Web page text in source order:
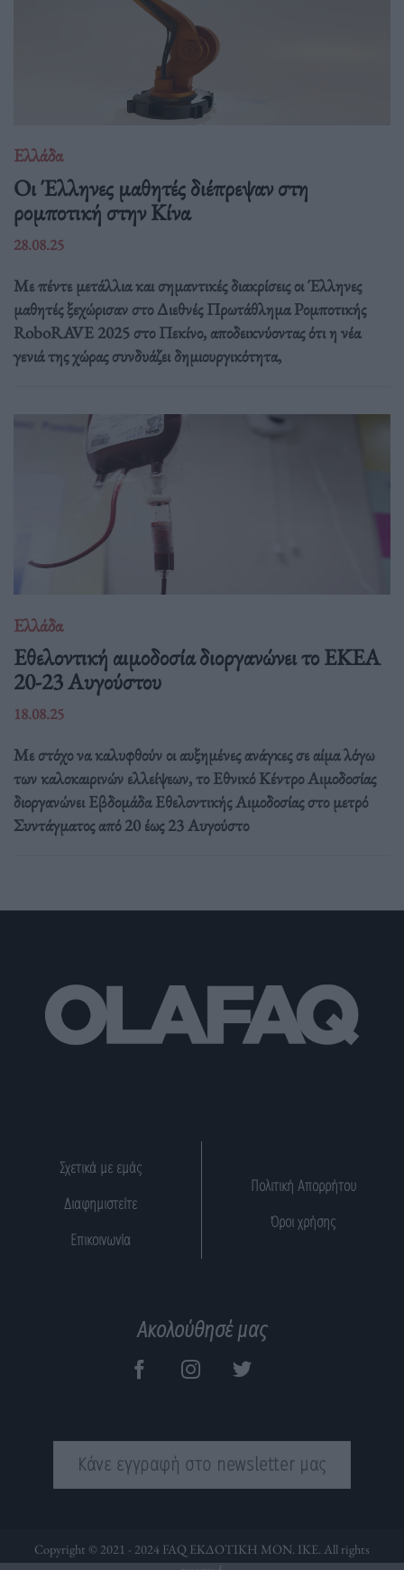
Ελλάδα
Οι Έλληνες μαθητές διέπρεψαν στη
ρομποτική στην Κίνα
28.08.25
Με πέντε μετάλλια και σημαντικές διακρίσεις οι Έλληνες
μαθητές ξεχώρισαν στο Διεθνές Πρωτάθλημα Ρομποτικής
RoboRAVE 2025 στο Πεκίνο, αποδεικνύοντας ότι η νέα
γενιά της χώρας συνδυάζει δημιουργικότητα,
Ελλάδα
Eθελοντική αιμοδοσία διοργανώνει το ΕΚΕΑ
20-23 Αυγούστου
18.08.25
Με στόχο να καλυφθούν οι αυξημένες ανάγκες σε αίμα λόγω
των καλοκαιρινών ελλείψεων, το Εθνικό Κέντρο Αιμοδοσίας
διοργανώνει Εβδομάδα Εθελοντικής Αιμοδοσίας στο μετρό
Συντάγματος από 20 έως 23 Αυγούστο
Σχετικά με εμάς
Διαφημιστείτε
Επικοινωνία
Πολιτική Απορρήτου
Όροι χρήσης
Ακολούθησέ μας
Κάνε εγγραφή στο newsletter μας
Copyright © 2021 - 2024 FAQ ΕΚΔΟΤΙΚΗ ΜΟΝ. ΙΚΕ. All rights